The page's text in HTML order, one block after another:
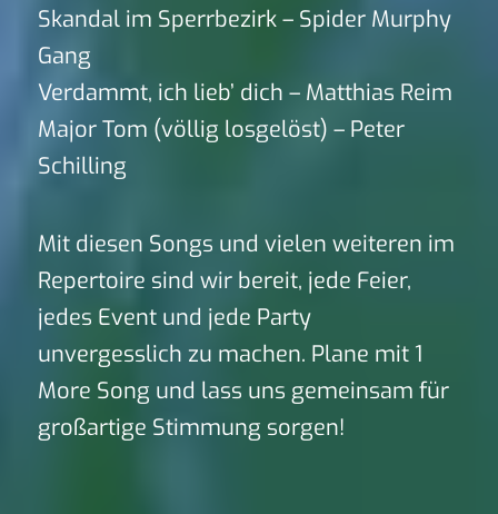
Skandal im Sperrbezirk – Spider Murphy
Gang
Verdammt, ich lieb’ dich – Matthias Reim
Major Tom (völlig losgelöst) – Peter
Schilling
Mit diesen Songs und vielen weiteren im
Repertoire sind wir bereit, jede Feier,
jedes Event und jede Party
unvergesslich zu machen. Plane mit 1
More Song und lass uns gemeinsam für
großartige Stimmung sorgen!